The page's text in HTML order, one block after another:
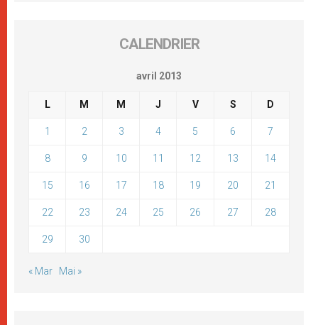
CALENDRIER
avril 2013
L M M J V S D
1 2 3 4 5 6 7
8 9 10 11 12 13 14
15 16 17 18 19 20 21
22 23 24 25 26 27 28
29 30
« Mar Mai »